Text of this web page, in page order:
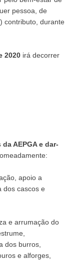
pessoa, de
contributo, durante
2020 irá decorrer
AEPGA e dar-
apoio a
dos cascos e
e arrumação do
dos burros,
e alforges,